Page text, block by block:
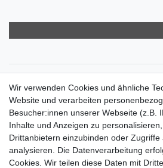
Versandkosten
Der Weg zur eigenen Klimaanlage
Inbetriebnahme & Serviceleistungen
Für Interessierte aus der Schweiz
Klimaanlage = Wärmepumpe
Hilfe
Wir verwenden Cookies und ähnliche
Website und verarbeiten
Besucher:innen unserer Webseite (z.B.
Inhalte und Anzeigen zu
Drittanbietern einzubinden oder
analysieren. Die Datenverarbeitung
Cookies. Wir teilen diese Daten mit